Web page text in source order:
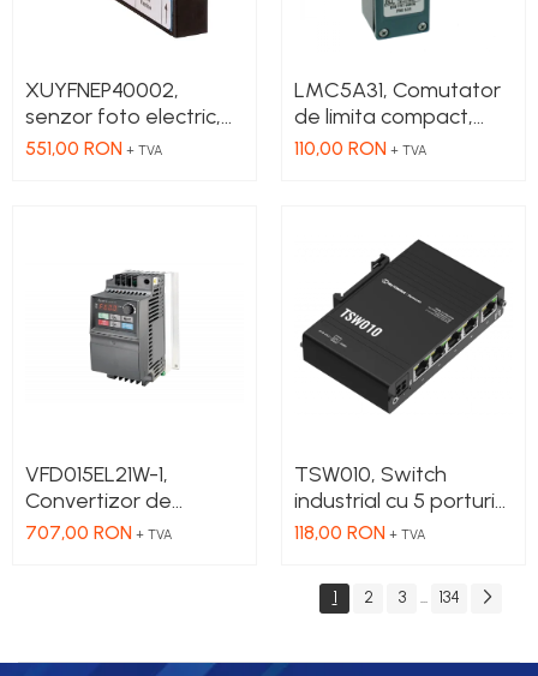
XUYFNEP40002,
senzor foto electric,
fork, pot +/-, 2X42
551,00 RON + TVA
LMC5A31, Comutator
de limita compact,
parghie cu role
110,00 RON + TVA
VFD015EL21W-1,
Convertizor de
frecventa, putere 1.5
707,00 RON + TVA
TSW010, Switch
industrial cu 5 porturi
Ethernet100 Mbps,
118,00 RON + TVA
1 2 3 ... 134